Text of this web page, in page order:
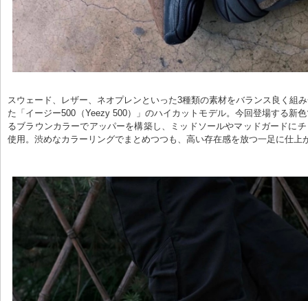
スウェード、レザー、ネオプレンといった3種類の素材をバランス良く組
た「イージー500（Yeezy 500）」のハイカットモデル。今回登場する新
るブラウンカラーでアッパーを構築し、ミッドソールやマッドガードに
使用。渋めなカラーリングでまとめつつも、高い存在感を放つ一足に仕上